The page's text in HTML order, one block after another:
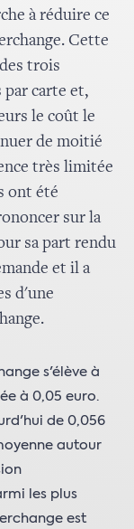
à réduire ce
Cette
trois
par carte et,
le coût le
de moitié
très limitée
ont été
sur la
sa part rendu
et il a
d'une
s'élève à
à 0,05 euro.
de 0,056
autour
les plus
est